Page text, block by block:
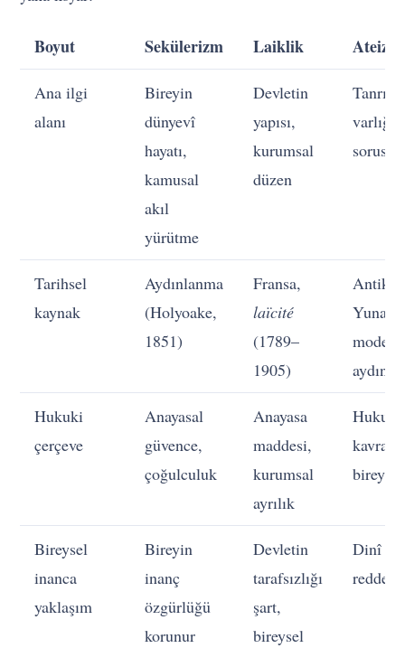
Boyut Sekülerizm Laiklik Ateizm
Ana ilgi
alanı
Bireyin
dünyevî
hayatı,
kamusal
akıl
yürütme
Devletin
yapısı,
kurumsal
düzen
sorusu
Tarihsel
kaynak
Aydınlanma
(Holyoake,
1851)
Fransa,
laïcité
(1789–
1905)
Antik
modern
Hukuki
çerçeve
Anayasal
güvence,
çoğulculuk
Anayasa
maddesi,
kurumsal
ayrılık
Hukuki
Bireysel
inanca
yaklaşım
Bireyin
inanç
özgürlüğü
korunur
Devletin
tarafsızlığı
şart,
bireysel
Dinî